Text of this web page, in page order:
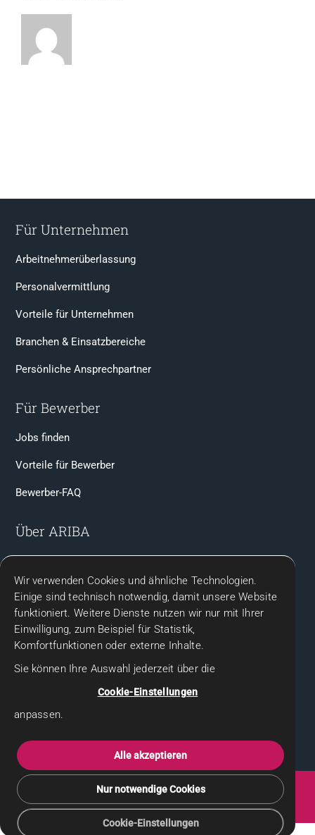
Für Unternehmen
Arbeitnehmerüberlassung
Personalvermittlung
Vorteile für Unternehmen
Branchen & Einsatzbereiche
Persönliche Ansprechpartner
Für Bewerber
Jobs finden
Vorteile für Bewerber
Bewerber-FAQ
Über ARIBA
Kontakt
Rechtliches
Datenschutzhinweise für Bewerbende
Gender-Hinweis
Seit 2005 für Sie da | ARIBA Personaldienstleistungsgesellschaft mbH |
Arbeitnehmerüberlassung & Personalvermittlung | Erlaubnis zur
Arbeitnehmerüberlassung gemäß § 1 AÜG
Wir verwenden Cookies und ähnliche Technologien.
Einige sind technisch notwendig, damit unsere Website
funktioniert. Weitere Dienste nutzen wir nur mit Ihrer
Einwilligung, zum Beispiel für Statistik,
Komfortfunktionen oder externe Inhalte.
Sie können Ihre Auswahl jederzeit über die
Cookie-Einstellungen
anpassen.
Alle akzeptieren
Nur notwendige Cookies
Cookie-Einstellungen